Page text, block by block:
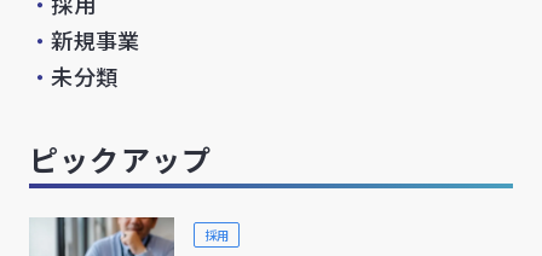
・新規事業
・未分類
ピックアップ
採用